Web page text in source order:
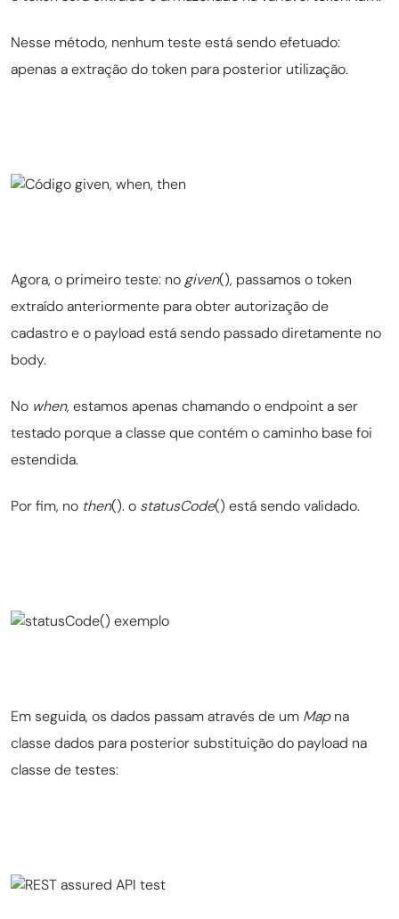
Nesse método, nenhum teste está sendo efetuado:
apenas a extração do token para posterior utilização.
Agora, o primeiro teste: no given(), passamos o token
extraído anteriormente para obter autorização de
cadastro e o payload está sendo passado diretamente no
body.
No when, estamos apenas chamando o endpoint a ser
testado porque a classe que contém o caminho base foi
estendida.
Por fim, no then(). o statusCode() está sendo validado.
Em seguida, os dados passam através de um Mapna
classe dados para posterior substituição do payload na
classe de testes: